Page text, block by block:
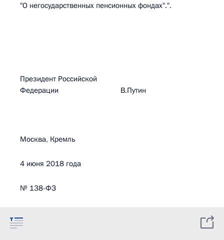
"О негосударственных пенсионных фондах".".
Президент Российской
Федерации В.Путин
Москва, Кремль
4 июня 2018 года
№ 138-ФЗ